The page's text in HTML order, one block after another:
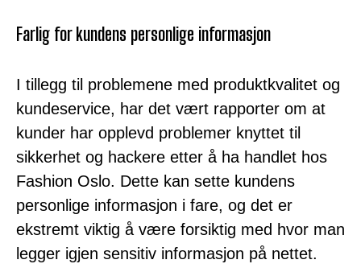
Farlig for kundens personlige informasjon
I tillegg til problemene med produktkvalitet og
kundeservice, har det vært rapporter om at
kunder har opplevd problemer knyttet til
sikkerhet og hackere etter å ha handlet hos
Fashion Oslo. Dette kan sette kundens
personlige informasjon i fare, og det er
ekstremt viktig å være forsiktig med hvor man
legger igjen sensitiv informasjon på nettet.